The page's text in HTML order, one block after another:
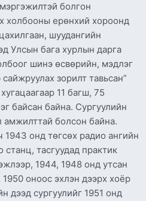
болгон
холбооны ерөнхий хороонд
шуудангийн
Улсын бага хурлын дарга
шинэ өсвөрийн, мэдлэг
зорилт тавьсан”
11 багш, 75
байсан байна. Сургуулийн
амжилттай болсон байна.
онд төгсөх радио ангийн
тасгуудад практик
1944, 1948 онд утсан
оноос эхлэн дээрх хоёр
дээд сургуулийг 1951 онд